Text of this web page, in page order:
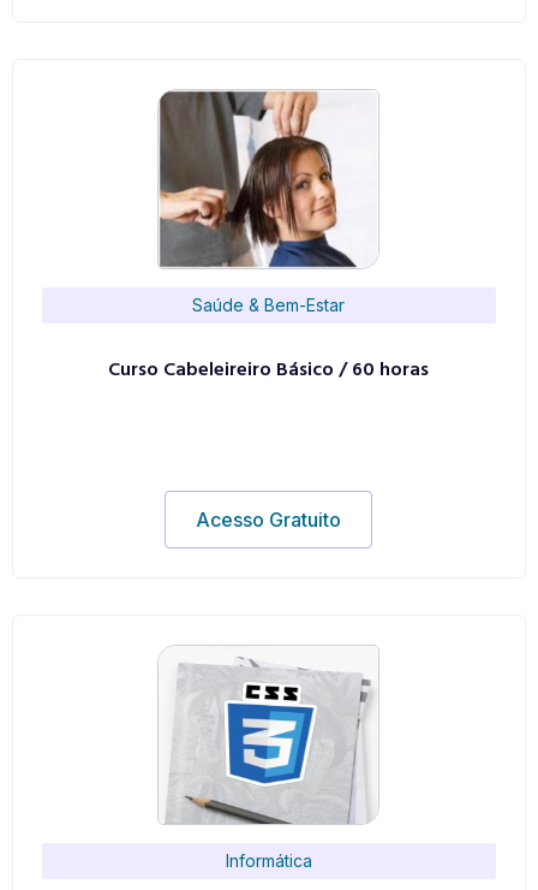
Saúde & Bem-Estar
Curso Cabeleireiro Básico / 60 horas
Acesso Gratuito
Informática